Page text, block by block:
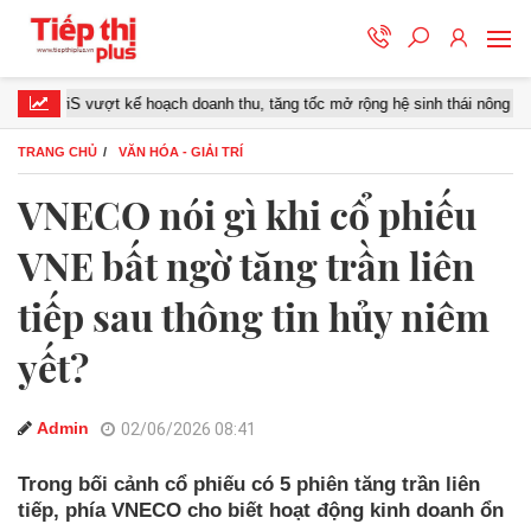
vượt kế hoạch doanh thu, tăng tốc mở rộng hệ sinh thái nông nghiệp –
TRANG CHỦ VĂN HÓA - GIẢI TRÍ
VNECO nói gì khi cổ phiếu
VNE bất ngờ tăng trần liên
tiếp sau thông tin hủy niêm
yết?
Admin 02/06/2026 08:41
Trong bối cảnh cổ phiếu có 5 phiên tăng trần liên
tiếp, phía VNECO cho biết hoạt động kinh doanh ổn